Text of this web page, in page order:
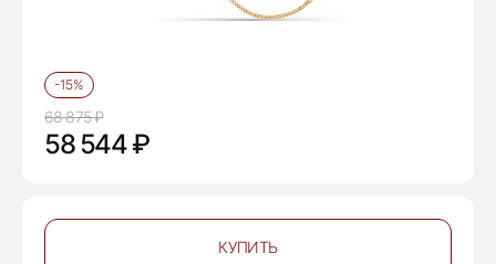
68 875 ₽
-15%
58 544 ₽
КУПИТЬ